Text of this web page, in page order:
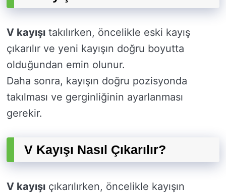
V kayışı takılırken, öncelikle eski kayış
çıkarılır ve yeni kayışın doğru boyutta
olduğundan emin olunur.
Daha sonra, kayışın doğru pozisyonda
takılması ve gerginliğinin ayarlanması
gerekir.
V Kayışı Nasıl Çıkarılır?
V kayışı çıkarılırken, öncelikle kayışın